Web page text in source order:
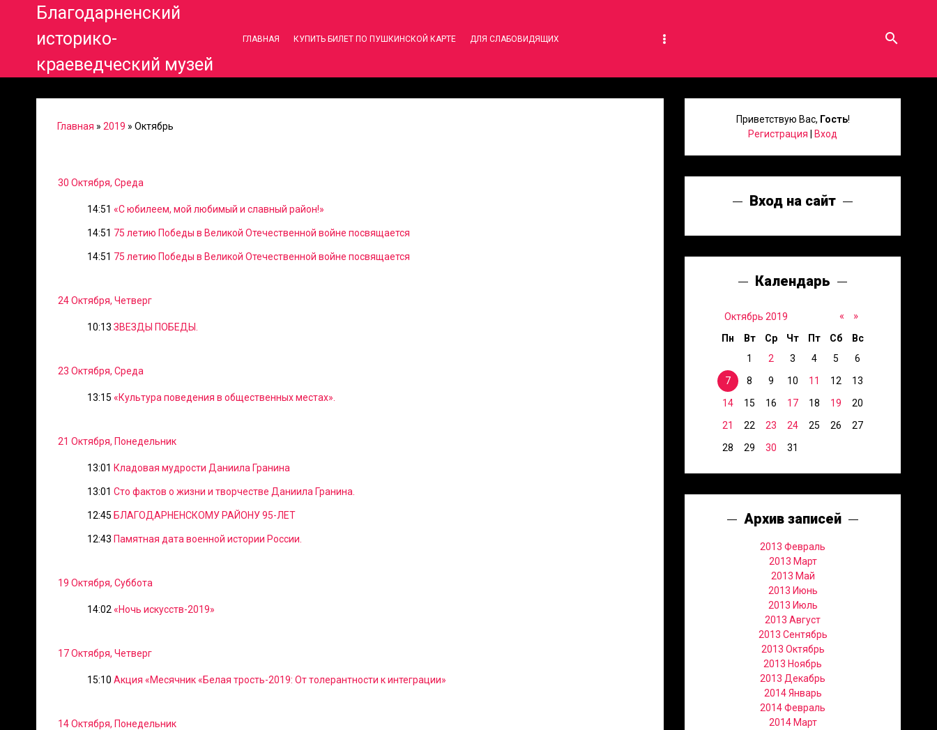
Благодарненский
историко-
краеведческий музей
ГЛАВНАЯ КУПИТЬ БИЛЕТ ПО ПУШКИНСКОЙ КАРТЕ ДЛЯ СЛАБОВИДЯЩИХ search
Главная » 2019 » Октябрь
30 Октября, Среда
14:51 «С юбилеем, мой любимый и славный район!»
14:51 75 летию Победы в Великой Отечественной войне посвящается
14:51 75 летию Победы в Великой Отечественной войне посвящается
24 Октября, Четверг
10:13 ЗВЕЗДЫ ПОБЕДЫ.
23 Октября, Среда
13:15 «Культура поведения в общественных местах».
21 Октября, Понедельник
13:01 Кладовая мудрости Даниила Гранина
13:01 Сто фактов о жизни и творчестве Даниила Гранина.
12:45 БЛАГОДАРНЕНСКОМУ РАЙОНУ 95-ЛЕТ
12:43 Памятная дата военной истории России.
19 Октября, Суббота
14:02 «Ночь искусств-2019»
17 Октября, Четверг
15:10 Акция «Месячник «Белая трость-2019: От толерантности к интеграции»
14 Октября, Понедельник
Приветствую Вас, Гость!
Регистрация
Вход
Вход на сайт
Календарь
«
Октябрь 2019 »
Пн Вт Ср Чт Пт Сб
Вс
1
2 3 4 5
6
7
8 9 10 11 12
13
14
15 16 17 18 19
20
21
22 23 24 25 26
27
28
29 30 31
Архив записей
2013 Февраль
2013 Март
2013 Май
2013 Июнь
2013 Июль
2013 Август
2013 Сентябрь
2013 Октябрь
2013 Ноябрь
2013 Декабрь
2014 Январь
2014 Февраль
2014 Март